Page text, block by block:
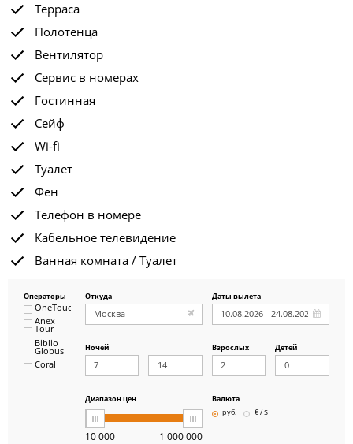
Терраса
Полотенца
Вентилятор
Сервис в номерах
Гостинная
Сейф
Wi-fi
Туалет
Фен
Телефон в номере
Кабельное телевидение
Ванная комната / Туалет
Операторы
OneTouch&Travel
Anex
Tour
Biblio
Globus
Coral
Откуда Даты вылета
Ночей Взрослых Детей
Диапазон цен
10 000 1 000 000
Валюта
руб.
€ / $